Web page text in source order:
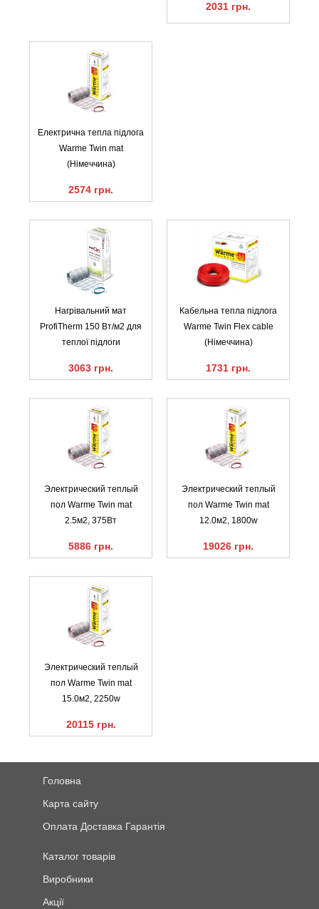
2031 грн.
Електрична тепла підлога
Warme Twin mat
(Німеччина)
2574 грн.
Нагрівальний мат
ProfiTherm 150 Вт/м2 для
теплої підлоги
3063 грн.
Кабельна тепла підлога
Warme Twin Flex cable
(Німеччина)
1731 грн.
Электрический теплый
пол Warme Twin mat
2.5м2, 375Вт
5886 грн.
Электрический теплый
пол Warme Twin mat
12.0м2, 1800w
19026 грн.
Электрический теплый
пол Warme Twin mat
15.0м2, 2250w
20115 грн.
Головна
Карта сайту
Оплата Доставка Гарантія
Каталог товарів
Виробники
Акції